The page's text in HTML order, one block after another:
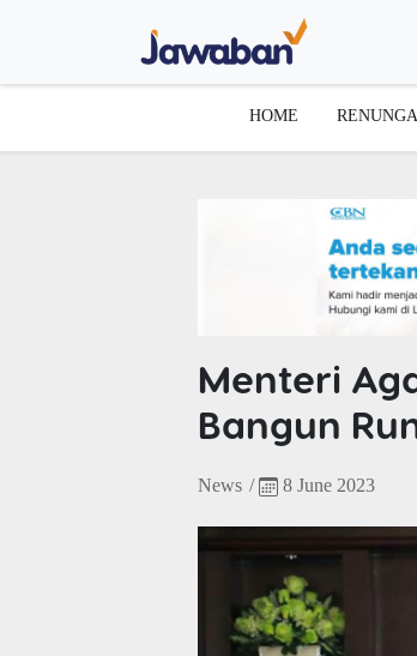
HOME
Menteri
Bangun
News / 8 June 2023